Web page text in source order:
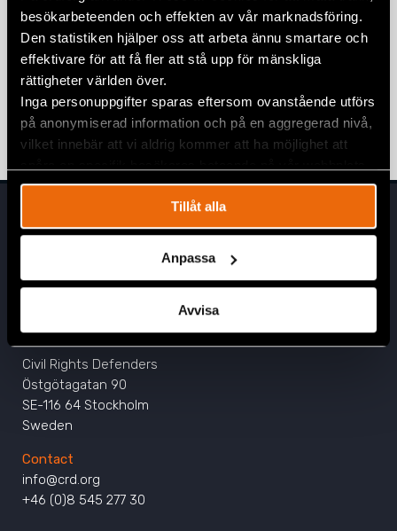
besökarbeteenden och effekten av vår marknadsföring.
Den statistiken hjälper oss att arbeta ännu smartare och
effektivare för att få fler att stå upp för mänskliga
rättigheter världen över.
Inga personuppgifter sparas eftersom ovanstående utförs
på anonymiserad information och på en aggregerad nivå,
vilket innebär att vi aldrig kommer att ha möjlighet att
Tillåt alla
Anpassa
Avvisa
Global Arms Embargo on Burma
BURMA,STATEMENTS 6 May 2021
Open Letter to ASEAN Leaders
Regarding Burma
BURMA,STATEMENTS 23 April 2021
Head Office
Civil Rights Defenders
Östgötagatan 90
SE-116 64 Stockholm
Sweden
Contact
info@crd.org
+46 (0)8 545 277 30